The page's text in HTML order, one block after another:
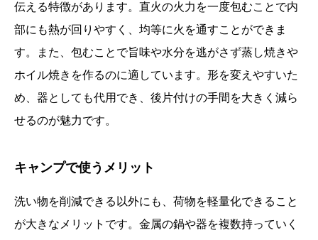
伝える特徴があります。直火の火力を一度包むことで内
部にも熱が回りやすく、均等に火を通すことができま
す。また、包むことで旨味や水分を逃がさず蒸し焼きや
ホイル焼きを作るのに適しています。形を変えやすいた
め、器としても代用でき、後片付けの手間を大きく減ら
せるのが魅力です。
キャンプで使うメリット
洗い物を削減できる以外にも、荷物を軽量化できること
が大きなメリットです。金属の鍋や器を複数持っていく